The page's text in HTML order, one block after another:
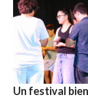
Un festival